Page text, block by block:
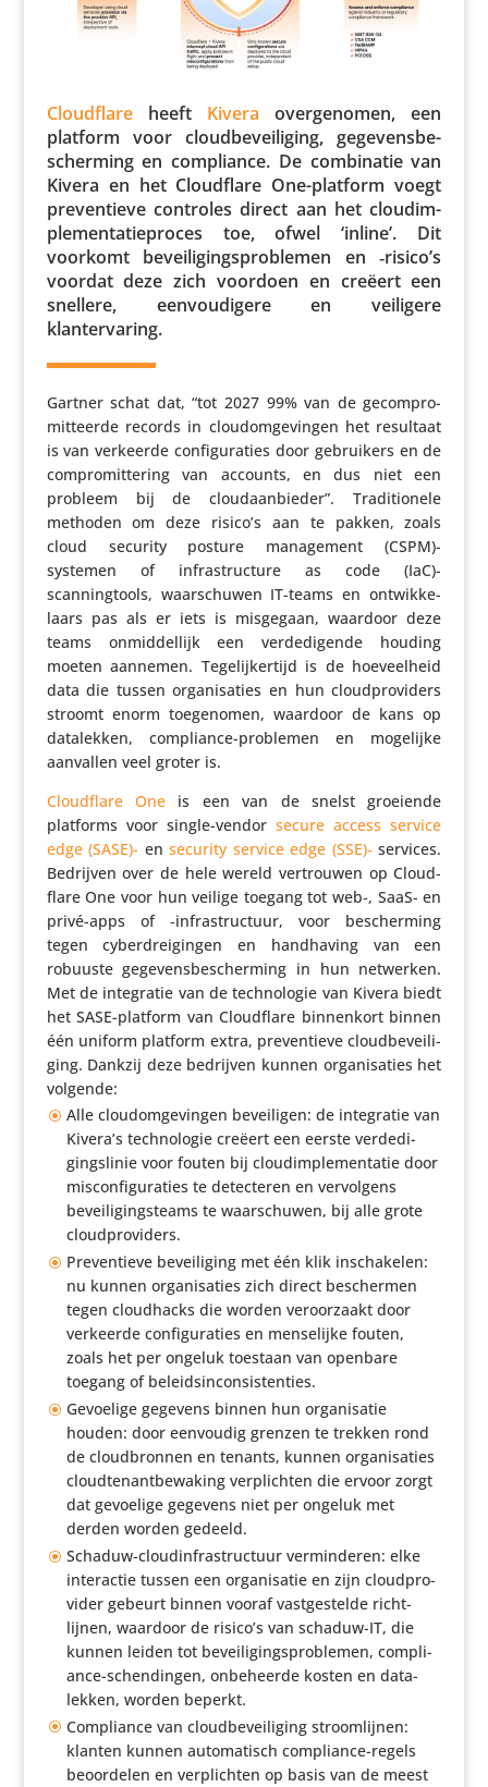
Cloud­flareheeft Kivera over­ge­nomen, een
platform voor cloud­be­vei­li­ging, gege­vens­be­
scher­ming en compli­ance. De combi­natie van
Kivera en het Cloud­flare One-platform voegt
preven­tieve controles direct aan het cloud­im­
ple­men­ta­tie­proces toe, ofwel ‘inline’. Dit
voorkomt bevei­li­gings­pro­blemen en ‑risico’s
voordat deze zich voordoen en creëert een
snellere, eenvou­di­gere en veiligere
klantervaring.
Gartner schat dat, “tot 2027 99% van de gecom­pro­
mit­teerde records in cloudom­ge­vingen het resultaat
is van verkeerde confi­gu­ra­ties door gebrui­kers en de
compro­mit­te­ring van accounts, en dus niet een
probleem bij de cloud­aan­bieder”. Tradi­ti­o­nele
methoden om deze risico’s aan te pakken, zoals
cloud security posture mana­ge­ment (CSPM)-
systemen of infra­struc­ture as code (IaC)-
scanningtools, waar­schuwen IT-teams en ontwik­ke­
laars pas als er iets is misgegaan, waardoor deze
teams onmid­del­lijk een verde­di­gende houding
moeten aannemen. Tege­lij­ker­tijd is de hoeveel­heid
data die tussen orga­ni­sa­ties en hun cloud­pro­vi­ders
stroomt enorm toege­nomen, waardoor de kans op
data­lekken, compli­ance-problemen en mogelijke
aanvallen veel groter is.
Cloud­flare Oneis een van de snelst groeiende
platforms voor single-vendorsecure access service
edge (SASE)- ensecurity service edge (SSE)- services.
Bedrijven over de hele wereld vertrouwen op Cloud­
flare One voor hun veilige toegang tot web‑, SaaS- en
privé-apps of ‑infra­struc­tuur, voor bescher­ming
tegen cyber­drei­gingen en hand­ha­ving van een
robuuste gege­vens­be­scher­ming in hun netwerken.
Met de inte­gratie van de tech­no­logie van Kivera biedt
het SASE-platform van Cloud­flare binnen­kort binnen
één uniform platform extra, preven­tieve cloud­be­vei­li­
ging. Dankzij deze bedrijven kunnen orga­ni­sa­ties het
volgende:
Alle cloudom­ge­vingen bevei­ligen: de inte­gratie van
Kivera’s tech­no­logie creëert een eerste verde­di­
gings­linie voor fouten bij cloud­im­ple­men­tatie door
miscon­fi­gu­ra­ties te detec­teren en vervol­gens
bevei­li­gings­teams te waar­schuwen, bij alle grote
cloudproviders.
Preven­tieve bevei­li­ging met één klik inscha­kelen:
nu kunnen orga­ni­sa­ties zich direct beschermen
tegen cloud­hacks die worden veroor­zaakt door
verkeerde confi­gu­ra­ties en mense­lijke fouten,
zoals het per ongeluk toestaan van openbare
toegang of beleidsinconsistenties.
Gevoelige gegevens binnen hun orga­ni­satie
houden: door eenvoudig grenzen te trekken rond
de cloud­bronnen en tenants, kunnen orga­ni­sa­ties
cloud­te­nant­be­wa­king verplichten die ervoor zorgt
dat gevoelige gegevens niet per ongeluk met
derden worden gedeeld.
Schaduw-cloud­in­fra­struc­tuur vermin­deren: elke
inter­actie tussen een orga­ni­satie en zijn cloud­pro­
vider gebeurt binnen vooraf vast­ge­stelde richt­
lijnen, waardoor de risico’s van schaduw-IT, die
kunnen leiden tot bevei­li­gings­pro­blemen, compli­
ance-schen­dingen, onbe­heerde kosten en data­
lekken, worden beperkt.
Compli­ance van cloud­be­vei­li­ging stroom­lijnen:
klanten kunnen auto­ma­tisch compli­ance-regels
beoor­delen en verplichten op basis van de meest